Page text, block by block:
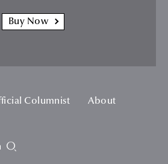
Buy Now
Columnist
About